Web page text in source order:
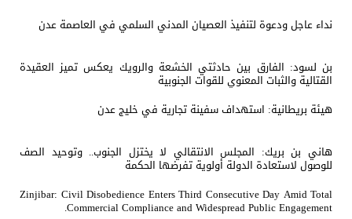
نداء عاجل ودعوة لتنفيذ العصيان المدني السلمي في العاصمة عدن
بن لسود: الفارق بين حادثتي الخشعة والرويك يعكس تميز العقيدة
القتالية والثبات المعنوي للقوات الجنوبية
هيئة بريطانية: استهداف سفينة تجارية في خليج عدن
هاني بن بريك: المجلس الانتقالي لا يختزل الجنوب.. وتوحيد الصف
للوصول لاستعادة الدولة أولوية تفرضها الحكمة
Zinjibar: Civil Disobedience Enters Third Consecutive Day Amid Total
Commercial Compliance and Widespread Public Engagement.